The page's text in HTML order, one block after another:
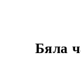
Бяла